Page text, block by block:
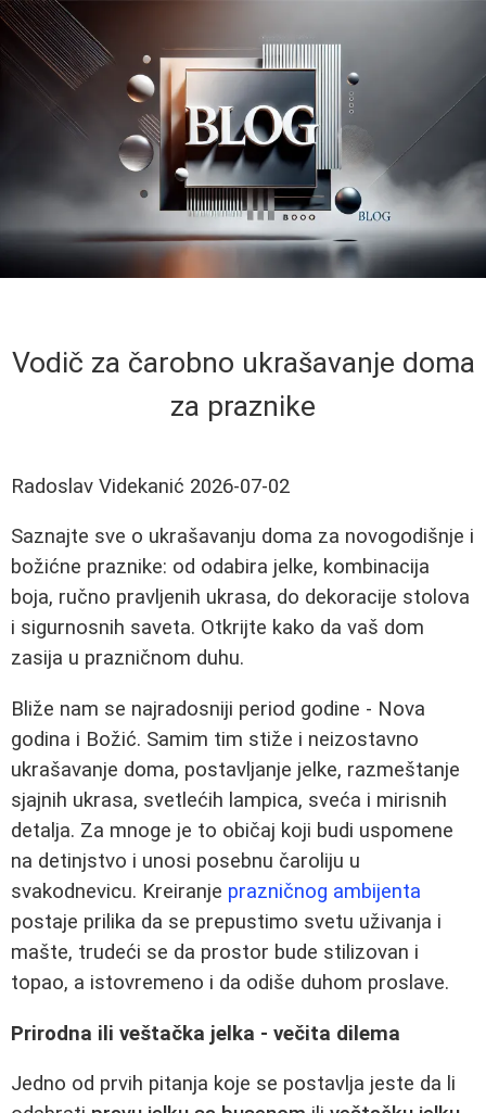
Vodič za čarobno ukrašavanje doma
za praznike
Radoslav Videkanić 2026-07-02
Saznajte sve o ukrašavanju doma za novogodišnje i
božićne praznike: od odabira jelke, kombinacija
boja, ručno pravljenih ukrasa, do dekoracije stolova
i sigurnosnih saveta. Otkrijte kako da vaš dom
zasija u prazničnom duhu.
Bliže nam se najradosniji period godine - Nova
godina i Božić. Samim tim stiže i neizostavno
ukrašavanje doma, postavljanje jelke, razmeštanje
sjajnih ukrasa, svetlećih lampica, sveća i mirisnih
detalja. Za mnoge je to običaj koji budi uspomene
na detinjstvo i unosi posebnu čaroliju u
svakodnevicu. Kreiranje prazničnog ambijenta
postaje prilika da se prepustimo svetu uživanja i
mašte, trudeći se da prostor bude stilizovan i
topao, a istovremeno i da odiše duhom proslave.
Prirodna ili veštačka jelka - večita dilema
Jedno od prvih pitanja koje se postavlja jeste da li